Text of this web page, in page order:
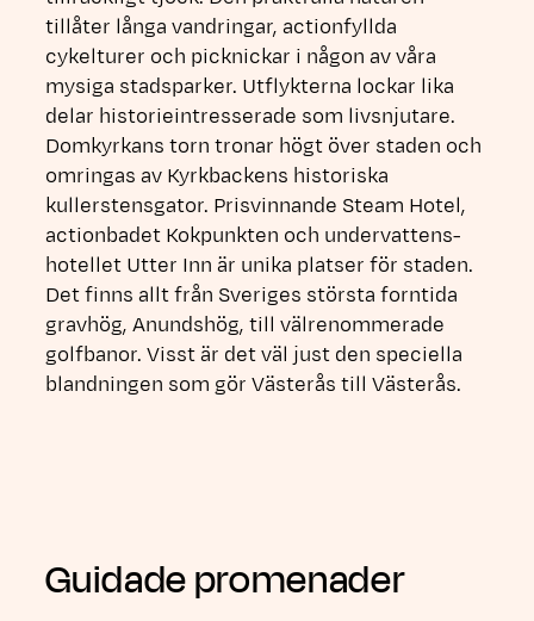
tillåter långa vandringar, actionfyllda
cykelturer och picknickar i någon av våra
mysiga stadsparker. Utflykterna lockar lika
delar historieintresserade som livsnjutare.
Domkyrkans torn tronar högt över staden och
omringas av Kyrkbackens historiska
kullerstensgator. Prisvinnande Steam Hotel,
actionbadet Kokpunkten och undervattens-
hotellet Utter Inn är unika platser för staden.
Det finns allt från Sveriges största forntida
gravhög, Anundshög, till välrenommerade
golfbanor. Visst är det väl just den speciella
blandningen som gör Västerås till Västerås.
Guidade promenader